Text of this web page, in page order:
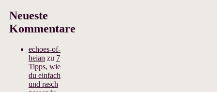
Neueste
Kommentare
echoes-of-
heian zu 7
Tipps, wie
du einfach
und rasch